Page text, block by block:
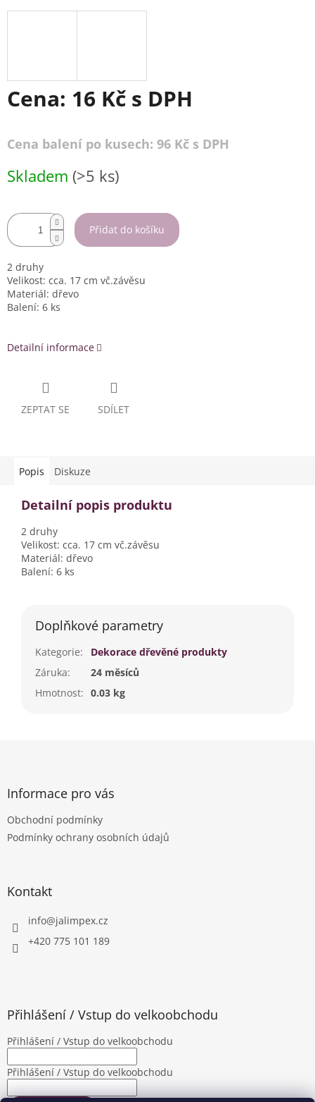
Cena: 16 Kč s DPH
Cena balení po kusech: 96 Kč s DPH
cena:
Skladem (>5 ks)
Přidat do košíku
2 druhy
Velikost: cca. 17 cm vč.závěsu
Materiál: dřevo
Balení: 6 ks
Detailní informace
ZEPTAT SE SDÍLET
Popis Diskuze
Detailní popis produktu
2 druhy
Velikost: cca. 17 cm vč.závěsu
Materiál: dřevo
Balení: 6 ks
Doplňkové parametry
Kategorie:
Dekorace dřevěné produkty
Záruka:
24 měsíců
Hmotnost: 0.03 kg
Informace pro vás
Obchodní podmínky
Podmínky ochrany osobních údajů
Kontakt
info@jalimpex.cz
+420 775 101 189
Přihlášení / Vstup do velkoobchodu
Přihlášení / Vstup do velkoobchodu
Přihlášení / Vstup do velkoobchodu